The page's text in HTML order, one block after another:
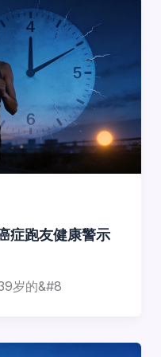
症跑友健康警示
岁的&#8